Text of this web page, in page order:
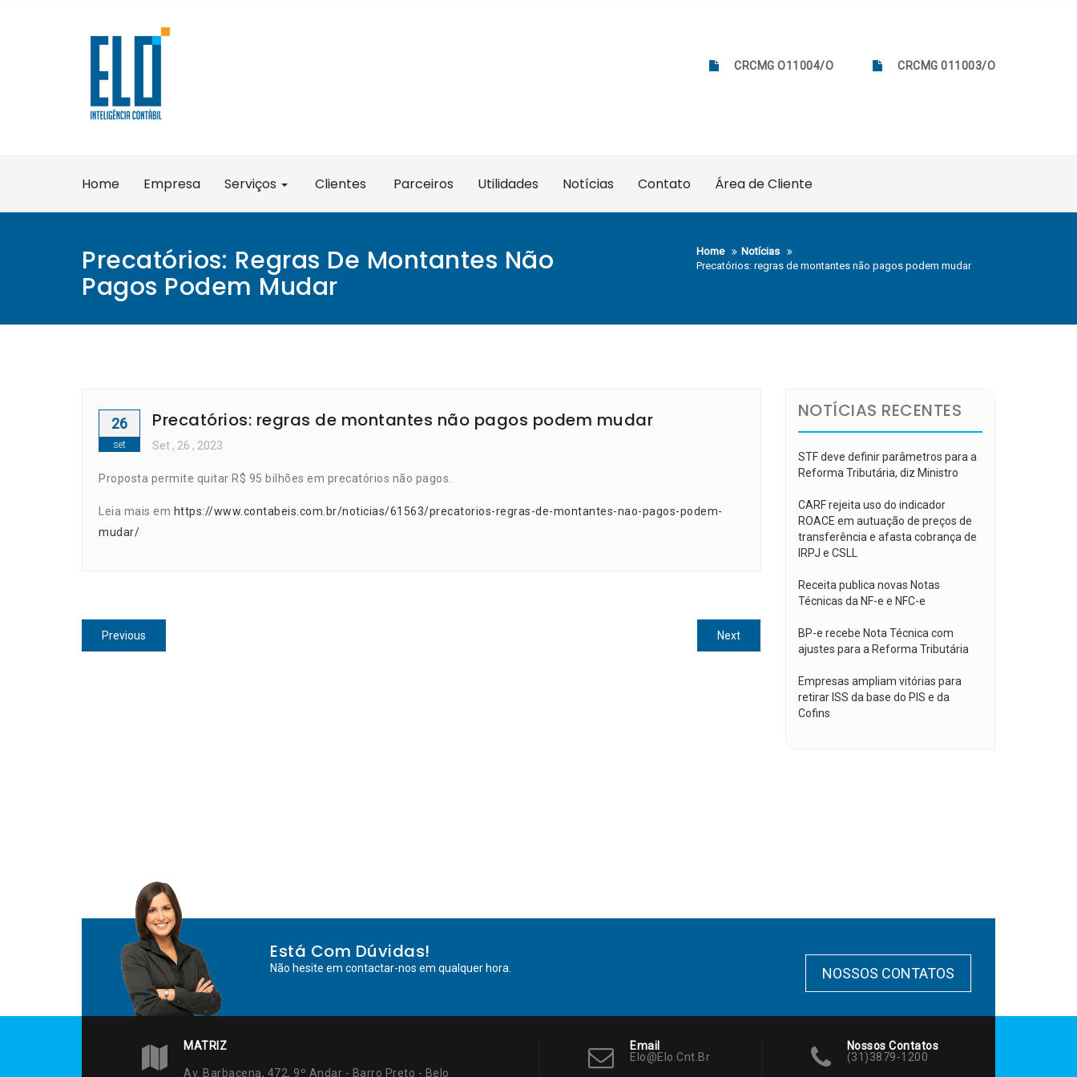
CRCMG O11004/O CRCMG 011003/O
Home Empresa Serviços Clientes Parceiros Utilidades Notícias Contato Área de Cliente
Precatórios: Regras De Montantes Não
Pagos Podem Mudar
Home
Notícias
Precatórios: regras de montantes não pagos podem mudar
26
set
Precatórios: regras de montantes não pagos podem mudar
Set , 26 , 2023
Proposta permite quitar R$ 95 bilhões em precatórios não pagos.
Leia mais em https://www.contabeis.com.br/noticias/61563/precatorios-regras-de-montantes-nao-pagos-podem-
mudar/
Navegação
de
Previous
post:
NextNext
post:
NOTÍCIAS RECENTES
STF deve definir parâmetros para a
Reforma Tributária, diz Ministro
CARF rejeita uso do indicador
ROACE em autuação de preços de
transferência e afasta cobrança de
IRPJ e CSLL
Receita publica novas Notas
Técnicas da NF-e e NFC-e
BP-e recebe Nota Técnica com
ajustes para a Reforma Tributária
Empresas ampliam vitórias para
retirar ISS da base do PIS e da
Cofins
Está Com Dúvidas!
Não hesite em contactar-nos em qualquer hora. NOSSOS CONTATOS
MATRIZ
Av. Barbacena, 472, 9º Andar - Barro Preto - Belo
Email
Elo@elo.cnt.br
Nossos Contatos
(31)3879-1200